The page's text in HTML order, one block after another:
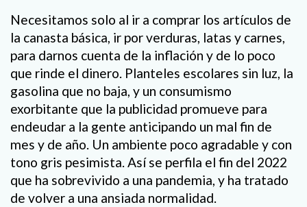
Necesitamos solo al ir a comprar los artículos de
la canasta básica, ir por verduras, latas y carnes,
para darnos cuenta de la inflación y de lo poco
que rinde el dinero. Planteles escolares sin luz, la
gasolina que no baja, y un consumismo
exorbitante que la publicidad promueve para
endeudar a la gente anticipando un mal fin de
mes y de año. Un ambiente poco agradable y con
tono gris pesimista. Así se perfila el fin del 2022
que ha sobrevivido a una pandemia, y ha tratado
de volver a una ansiada normalidad.